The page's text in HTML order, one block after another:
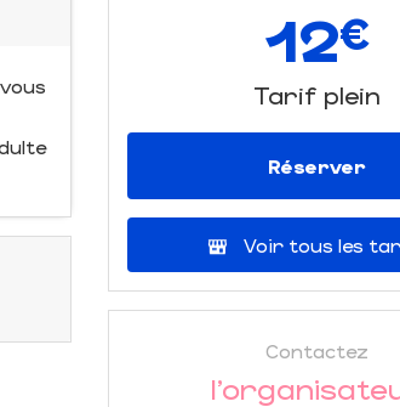
12€
Tarif plein
Réserver
Voir tous les
Contactez